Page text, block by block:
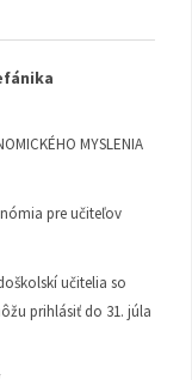
MYSLENIA
pre učiteľov
učitelia so
prihlásiť do 31. júla